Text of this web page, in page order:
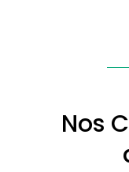
Nos